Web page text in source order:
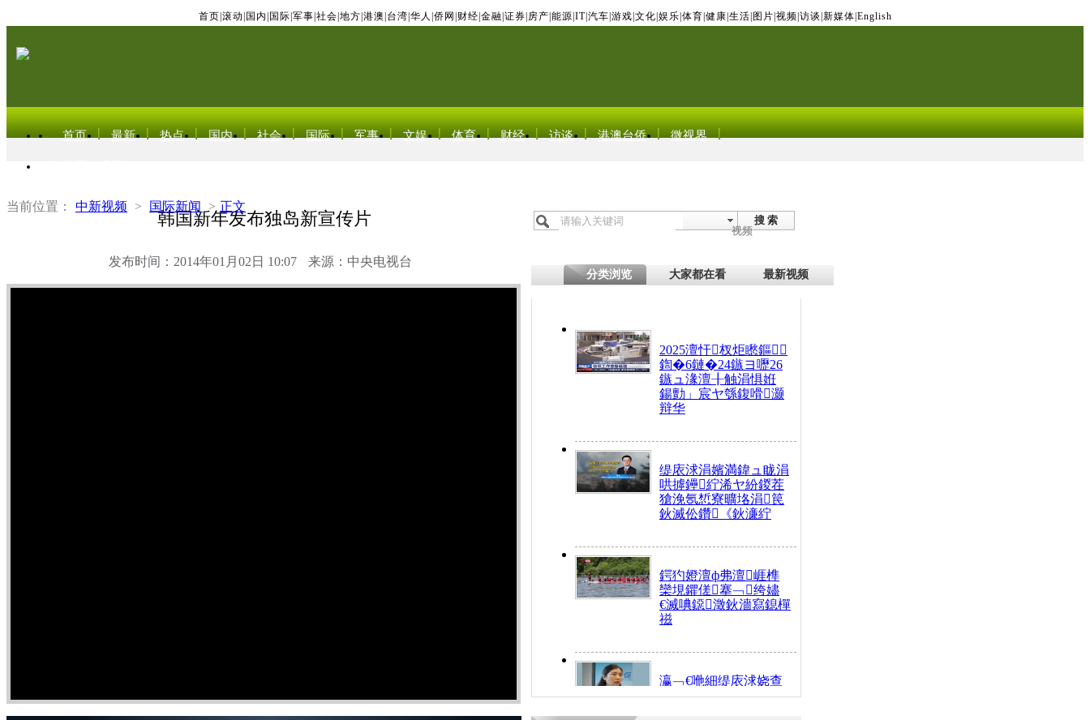
首页 滚动 国内 国际 军事 社会 地方 港澳 台湾 华人 侨网 财经 金融 证券 房产 能源 IT| 汽车 游戏 文化 娱乐 体育 健康 生活 图片 视频 访谈 新媒体 English
首页 最新 热点 国内 社会 国际 军事 文娱 体育 财经 访谈 港澳台侨 微视界
当前位置： 中新视频 > 国际新闻 > 正文
韩国新年发布独岛新宣传片
发布时间：2014年01月02日 10:07 来源：中央电视台
搜 索
视频
分类浏览 大家都在看 最新视频
2025澶忓杈炬矁鏂
鍧�6鏈�24鏃ヨ嚦26
鏃ュ湪澶╂触涓惧姙
鍚勯」宸ヤ綔鍑嗗灏
辩华
缇庡浗涓嬪満鍏ュ眬涓
哄摢鑸紵浠ヤ紛鍐茬
獊浼氬惁寮曠垎涓笢
鈥滅伀鑽《鈥濓紵
鍔犳嬁澶ф弗澶崕榫
欒垷鑺傞搴﹁绔嬧
€滅唺鐚澂鈥濇寫鎴樿
禌
瀛﹁€咃細缇庡浗娆查
€间笢鍗椾簹涓庝腑鍥